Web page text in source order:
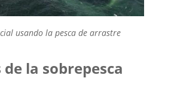
usando la pesca de arrastre
de la sobrepesca